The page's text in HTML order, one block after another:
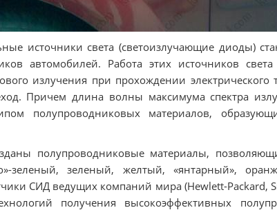
источники света (светоизлучающие диоды)
автомобилей. Работа этих источников
излучения при прохождении
Причем длина волны максимума спектра
полупроводниковых материалов,
полупроводниковые материалы,
зеленый, зеленый, желтый, «янтарный»,
СИД ведущих компаний мира (Hewlett-Packard,
получения высокоэффективных